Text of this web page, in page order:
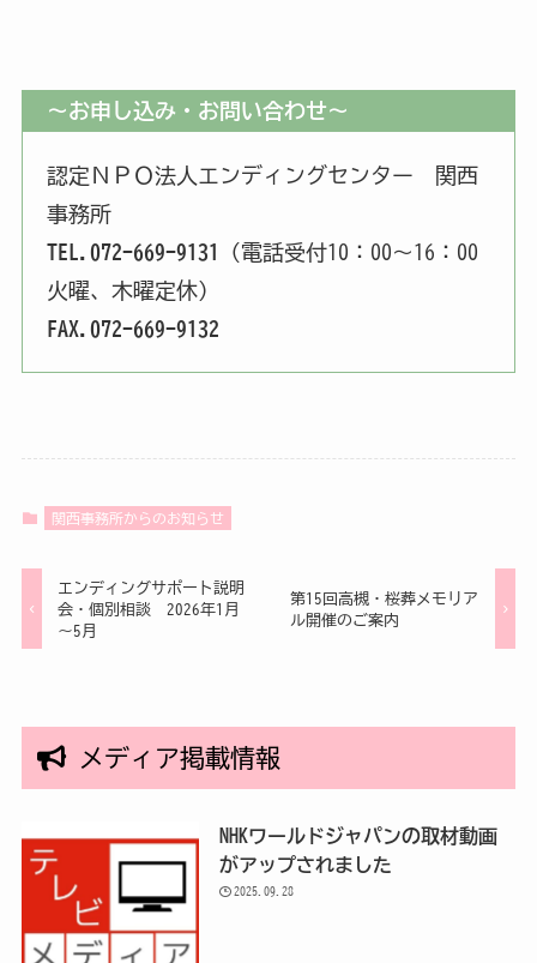
～お申し込み・お問い合わせ～
認定ＮＰＯ法人エンディングセンター 関西
事務所
TEL.072-669-9131
（電話受付10：00～16：00
火曜、木曜定休）
FAX.072-669-9132
関西事務所からのお知らせ
エンディングサポート説明
会・個別相談 2026年1月
～5月
第15回高槻・桜葬メモリア
ル開催のご案内
メディア掲載情報
NHKワールドジャパンの取材動画
がアップされました
2025.09.28